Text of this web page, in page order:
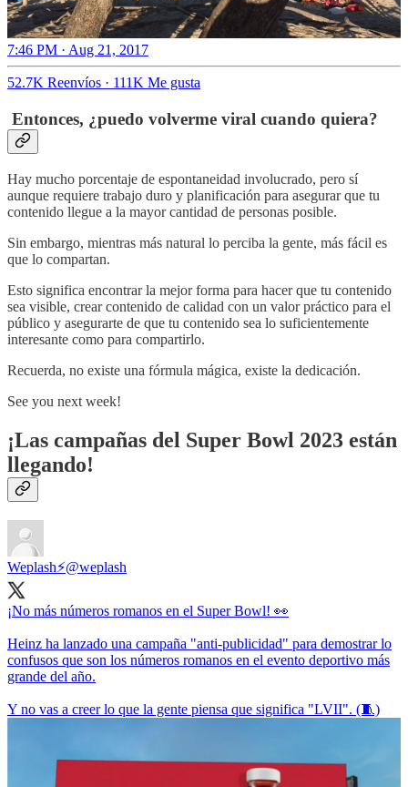
7:46 PM · Aug 21, 2017
52.7K Reenvíos · 111K Me gusta
Entonces, ¿puedo volverme viral cuando quiera?
Hay mucho porcentaje de espontaneidad involucrado, pero sí
aunque requiere trabajo duro y planificación para asegurar que tu
contenido llegue a la mayor cantidad de personas posible.
Sin embargo, mientras más natural lo perciba la gente, más fácil es
que lo compartan.
Esto significa encontrar la mejor forma para hacer que tu contenido
sea visible, crear contenido de calidad con un valor práctico para el
público y asegurarte de que tu contenido sea lo suficientemente
interesante como para compartirlo.
Recuerda, no existe una fórmula mágica, existe la dedicación.
See you next week!
¡Las campañas del Super Bowl 2023 están
llegando!
Weplash⚡️@weplash
¡No más números romanos en el Super Bowl! 👀
Heinz ha lanzado una campaña "anti-publicidad" para demostrar lo
confusos que son los números romanos en el evento deportivo más
grande del año.
Y no vas a creer lo que la gente piensa que significa "LVII". (🧵)